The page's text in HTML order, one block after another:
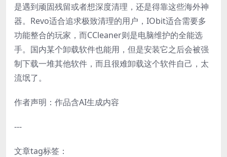
是遇到顽固残留或者想深度清理，还是得靠这些海外神
器。Revo适合追求极致清理的用户，IObit适合需要多
功能整合的玩家，而CCleaner则是电脑维护的全能选
手。国内某个卸载软件也能用，但是安装它之后会被强
制下载一堆其他软件，而且很难卸载这个软件自己，太
流氓了。
作者声明：作品含AI生成内容
---
文章tag标签：